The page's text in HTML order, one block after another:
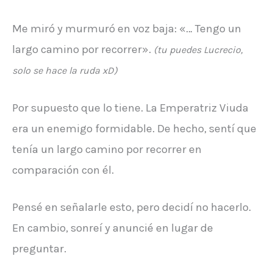
Me miró y murmuró en voz baja: «… Tengo un
largo camino por recorrer». (tu puedes Lucrecio,
solo se hace la ruda xD)
Por supuesto que lo tiene. La Emperatriz Viuda
era un enemigo formidable. De hecho, sentí que
tenía un largo camino por recorrer en
comparación con él.
Pensé en señalarle esto, pero decidí no hacerlo.
En cambio, sonreí y anuncié en lugar de
preguntar.